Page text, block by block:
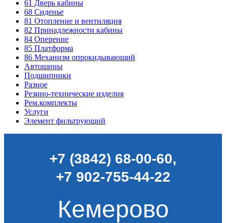
61 Дверь кабины
68 Сиденье
81 Отопление и вентиляция
82 Принадлежности кабины
84 Оперение
85 Платформа
86 Механизм опрокидывающий
Автошины
Подшипники
Разное
Резино-технические изделия
Рем.комплекты
Услуги
Элемент фильтрующий
+7 (3842) 68-00-60,
+7 902-755-44-22
Кемерово